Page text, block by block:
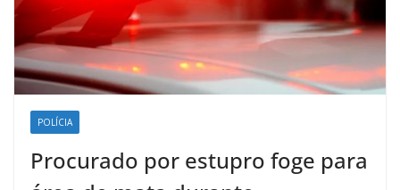
POLÍCIA
Procurado por estupro foge para